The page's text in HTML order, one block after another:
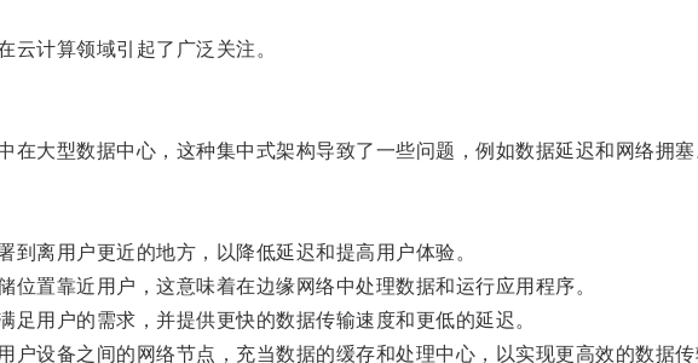
计算领域引起了广泛关注。
大型数据中心，这种集中式架构导致了一些问题，例如数据延迟和网络拥塞
离用户更近的地方，以降低延迟和提高用户体验。
置靠近用户，这意味着在边缘网络中处理数据和运行应用程序。
用户的需求，并提供更快的数据传输速度和更低的延迟。
设备之间的网络节点，充当数据的缓存和处理中心，以实现更高效的数据传